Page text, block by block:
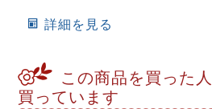
詳細を見る
この商品を買った
買っています